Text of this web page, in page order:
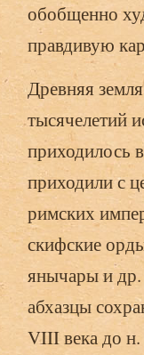
обобщенно
правдивую
Древняя
тысячелетий
приходилось
приходили с
римских
скифские
янычары и др.
абхазцы
VIII века до н.